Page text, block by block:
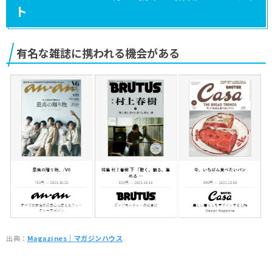
ト
有名な雑誌に携われる機会がある
出典： Magazines｜マガジンハウス